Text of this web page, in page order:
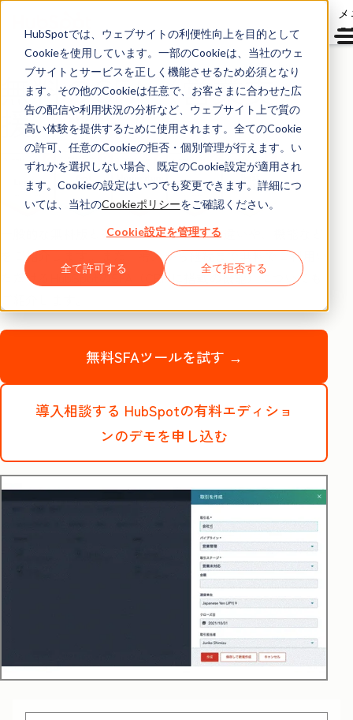
HubSpotでは、ウェブサイトの利便性向上を目的として
Cookieを使用しています。一部のCookieは、当社のウェ
ブサイトとサービスを正しく機能させるため必須となり
ます。その他のCookieは任意で、お客さまに合わせた広
告の配信や利用状況の分析など、ウェブサイト上で質の
高い体験を提供するために使用されます。全てのCookie
の許可、任意のCookieの拒否・個別管理が行えます。い
ずれかを選択しない場合、既定のCookie設定が適用され
ます。Cookieの設定はいつでも変更できます。詳細につ
いては、当社のCookieポリシーをご確認ください。
Cookie設定を管理する
全て許可する 全て拒否する
Sales Hub
無料のSFA（営業支
援）ツール
一般的な無料版と有料版のSFAツールの違いや、機能など
をご紹介します。また、導入から継続まで無料でご利用い
ただけるHubSpotのSFA（CRMに搭載の機能）についても
無料SFAツールを試す →
導入相談する HubSpotの有料エディショ
ンのデモを申し込む